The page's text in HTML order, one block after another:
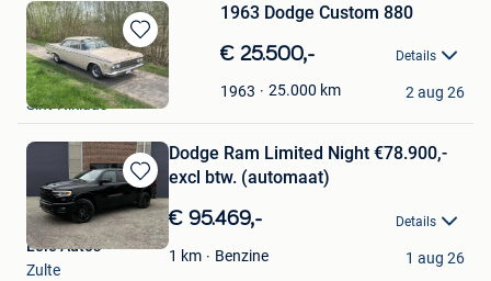
Bewaren
in
Mijn
Favorieten
1963 Dodge Custom 880
€ 25.500,- Details
1963 25.000 km
California Dream
Sint-Niklaas
2 aug 26
Bewaren
in
Mijn
Favorieten
Dodge Ram Limited Night €78.900,-
excl btw. (automaat)
€ 95.469,- Details
1 km Benzine
Leie Auto's
Zulte
1 aug 26